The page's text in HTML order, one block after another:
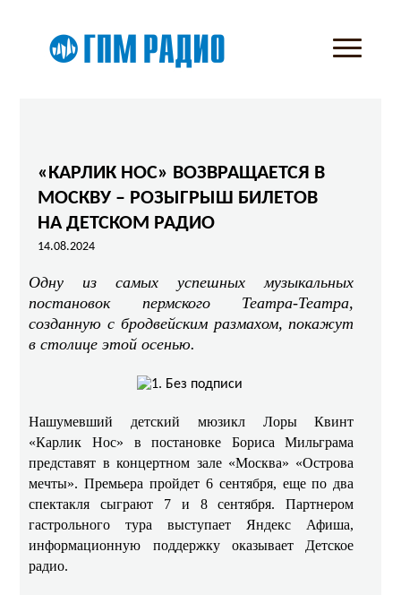
«КАРЛИК НОС» ВОЗВРАЩАЕТСЯ В
МОСКВУ – РОЗЫГРЫШ БИЛЕТОВ
НА ДЕТСКОМ РАДИО
14.08.2024
Одну из самых успешных музыкальных
постановок пермского Театра-Театра,
созданную с бродвейским размахом, покажут
в столице этой осенью.
Нашумевший детский мюзикл Лоры Квинт
«Карлик Нос» в постановке Бориса Мильграма
представят в концертном зале «Москва» «Острова
мечты». Премьера пройдет 6 сентября, еще по два
спектакля сыграют 7 и 8 сентября. Партнером
гастрольного тура выступает Яндекс Афиша,
информационную поддержку оказывает Детское
радио.